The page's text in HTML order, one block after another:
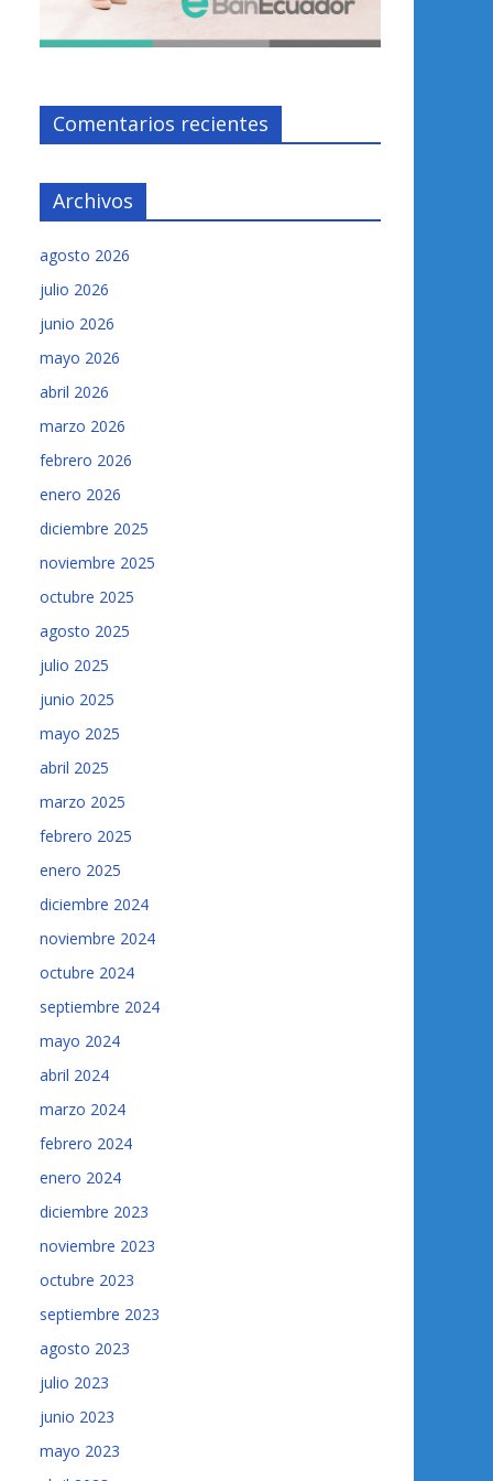
Comentarios recientes
Archivos
agosto 2026
julio 2026
junio 2026
mayo 2026
abril 2026
marzo 2026
febrero 2026
enero 2026
diciembre 2025
noviembre 2025
octubre 2025
agosto 2025
julio 2025
junio 2025
mayo 2025
abril 2025
marzo 2025
febrero 2025
enero 2025
diciembre 2024
noviembre 2024
octubre 2024
septiembre 2024
mayo 2024
abril 2024
marzo 2024
febrero 2024
enero 2024
diciembre 2023
noviembre 2023
octubre 2023
septiembre 2023
agosto 2023
julio 2023
junio 2023
mayo 2023